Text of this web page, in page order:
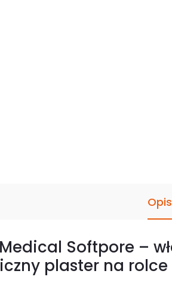
Opis
Medical Softpore –
plaster na rolce